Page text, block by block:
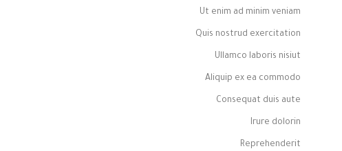
Ut enim ad minim veniam
Quis nostrud exercitation
Ullamco laboris nisiut
Aliquip ex ea commodo
Consequat duis aute
Irure dolorin
Reprehenderit